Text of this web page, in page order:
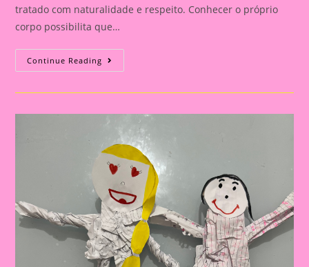
tratado com naturalidade e respeito. Conhecer o próprio
corpo possibilita que…
Continue Reading Planejamento
Semanal
Meu
Escola